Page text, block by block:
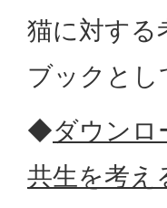
猫に対する
ブックと
◆ダウンロ
共生を考え